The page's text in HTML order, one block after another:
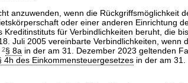
anzuwenden, wenn die Rückgriffsmöglichkeit
oder einer anderen Einrichtung
für Verbindlichkeiten beruht, die
Juli 2005 vereinbarte Verbindlichkeiten, wenn
2§ 8a in der am 31. Dezember 2023 geltenden
4h des Einkommensteuergesetzes in der am